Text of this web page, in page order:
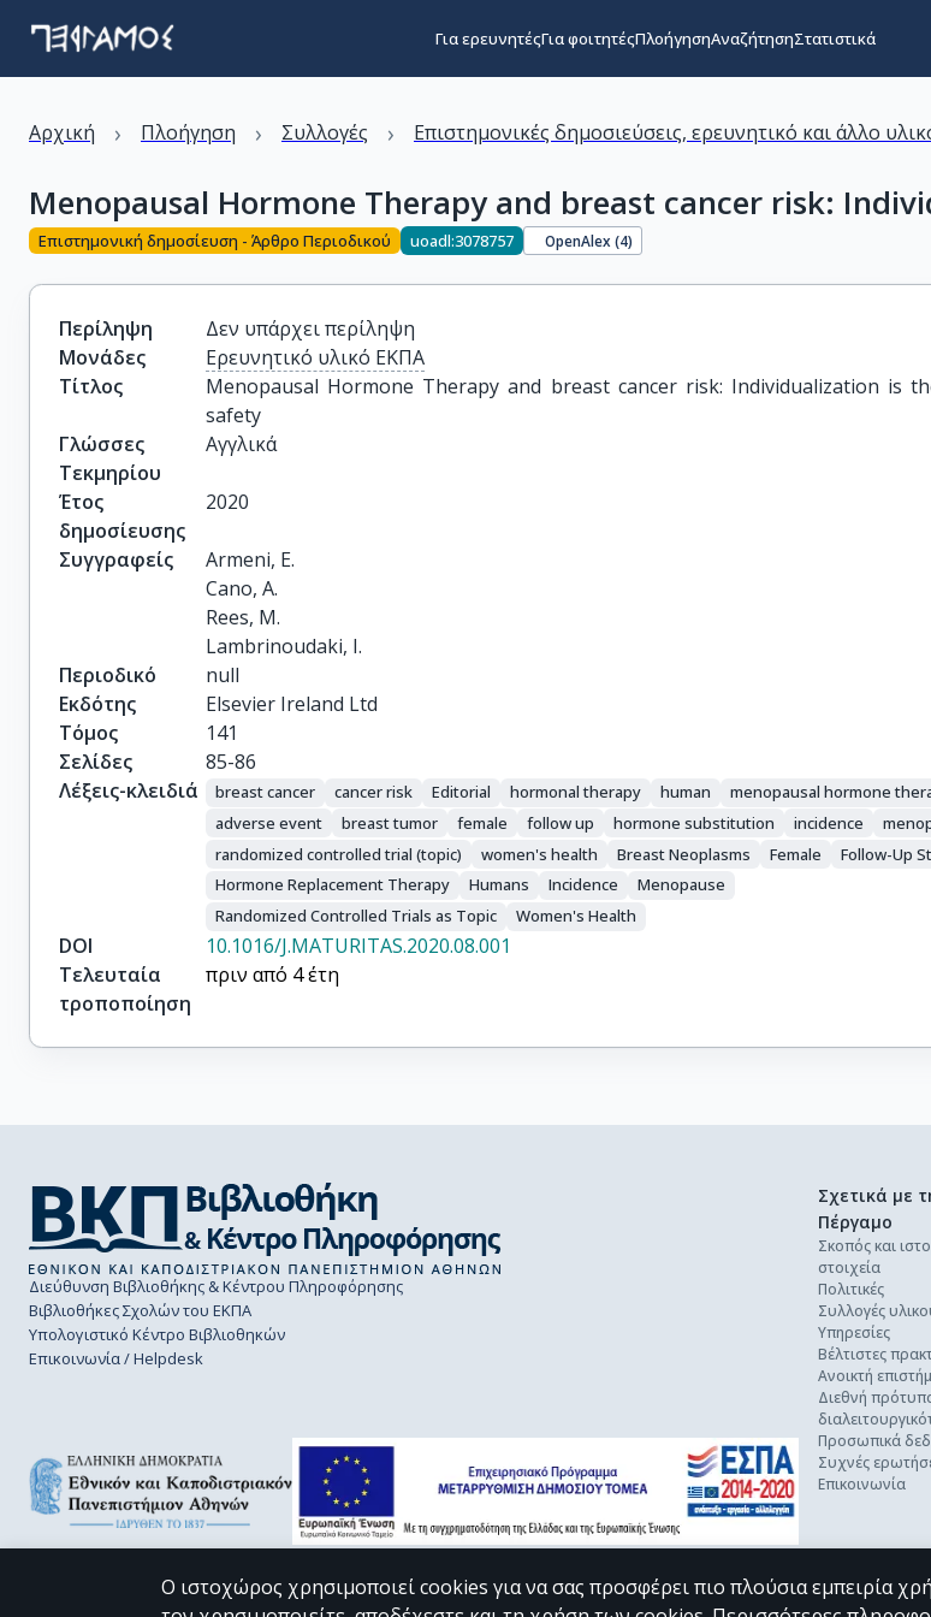
Για ερευνητέςΓια φοιτητέςΠλοήγησηΑναζήτησηΣτατιστικά
Αρχική › Πλοήγηση › Συλλογές › Επιστημονικές δημοσιεύσεις, ερευνητικό και άλλο
Menopausal Hormone Therapy and breast cancer risk:
Επιστημονική δημοσίευση - Άρθρο Περιοδικού uoadl:3078757 OpenAlex (4)
Περίληψη
Δεν υπάρχει περίληψη
Μονάδες
Ερευνητικό υλικό ΕΚΠΑ
Τίτλος
Menopausal Hormone Therapy and breast cancer risk: Individualization is
safety
Γλώσσες
Τεκμηρίου
Αγγλικά
Έτος
δημοσίευσης
2020
Συγγραφείς
Armeni, E.
Cano, A.
Rees, M.
Lambrinoudaki, I.
Περιοδικό
null
Εκδότης
Elsevier Ireland Ltd
Τόμος
141
Σελίδες
85-86
Λέξεις-κλειδιά
breast cancer cancer risk Editorial hormonal therapy human
menopausal hormone
adverse event
breast tumor female follow up hormone substitution incidence
randomized controlled trial (topic)
women's health Breast Neoplasms Female
Follow-Up
Hormone Replacement Therapy
Humans Incidence
Menopause
Randomized Controlled Trials as Topic
Women's Health
DOI
10.1016/J.MATURITAS.2020.08.001
Τελευταία
τροποποίηση
πριν από 4 έτη
Διεύθυνση Βιβλιοθήκης & Κέντρου Πληροφόρησης
Βιβλιοθήκες Σχολών του ΕΚΠΑ
Υπολογιστικό Κέντρο Βιβλιοθηκών
Επικοινωνία / Helpdesk
Σχετικά με
Πέργαμο
Σκοπός και
στοιχεία
Πολιτικές
Συλλογές
Υπηρεσίες
Βέλτιστες
Ανοικτή
Διεθνή
Προσωπικά
Συχνές
Επικοινωνία
Ο ιστοχώρος χρησιμοποιεί cookies για να σας προσφέρει πιο πλούσια εμπειρία